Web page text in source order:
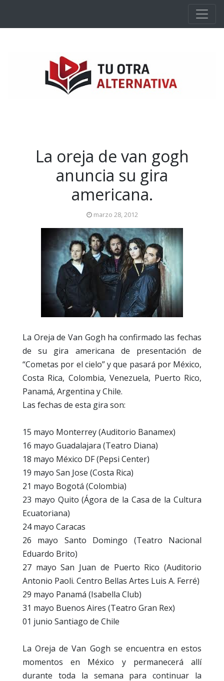
La oreja de van gogh
anuncia su gira
americana.
marzo 28, 2012
La Oreja de Van Gogh ha confirmado las fechas
de su gira americana de presentación de
“Cometas por el cielo” y que pasará por México,
Costa Rica, Colombia, Venezuela, Puerto Rico,
Panamá, Argentina y Chile.
Las fechas de esta gira son:
15 mayo Monterrey (Auditorio Banamex)
16 mayo Guadalajara (Teatro Diana)
18 mayo México DF (Pepsi Center)
19 mayo San Jose (Costa Rica)
21 mayo Bogotá (Colombia)
23 mayo Quito (Ágora de la Casa de la Cultura
Ecuatoriana)
24 mayo Caracas
26 mayo Santo Domingo (Teatro Nacional
Eduardo Brito)
27 mayo San Juan de Puerto Rico (Auditorio
Antonio Paoli. Centro Bellas Artes Luis A. Ferré)
29 mayo Panamá (Isabella Club)
31 mayo Buenos Aires (Teatro Gran Rex)
01 junio Santiago de Chile
La Oreja de Van Gogh se encuentra en estos
momentos en México y permanecerá allí
durante toda la semana para continuar la